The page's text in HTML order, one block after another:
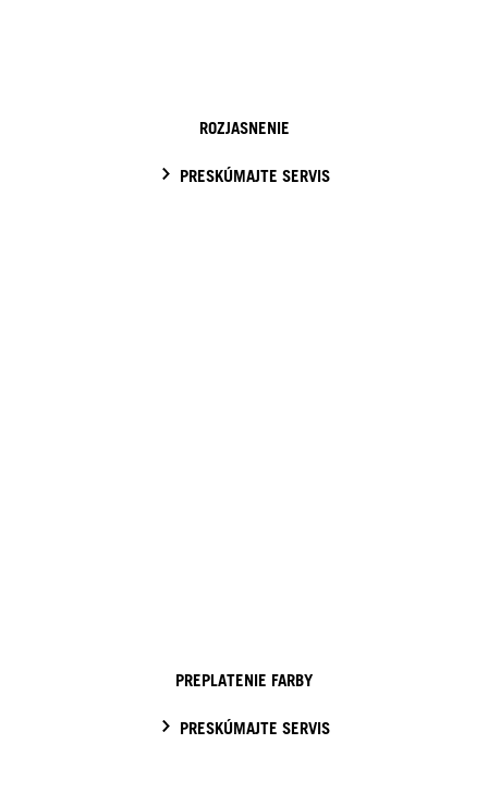
ROZJASNENIE
PRESKÚMAJTE SERVIS
PREPLATENIE FARBY
PRESKÚMAJTE SERVIS